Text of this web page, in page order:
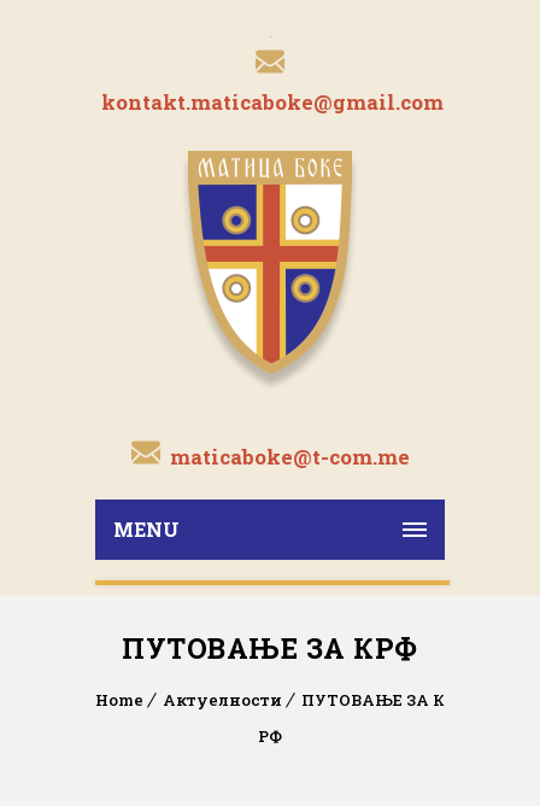
kontakt.maticaboke@gmail.com
maticaboke@t-com.me
MENU
ПУТОВАЊЕ ЗА КРФ
Home Актуелности
ПУТОВАЊЕ ЗА К
РФ